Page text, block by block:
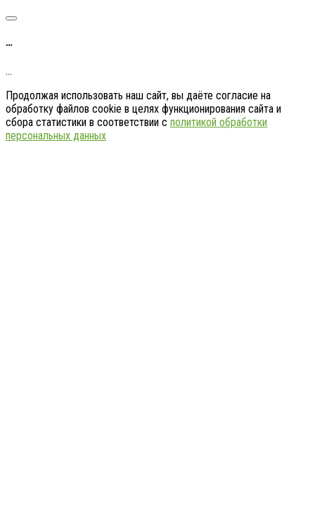
…
…
Продолжая использовать наш сайт, вы даёте согласие на
обработку файлов cookie в целях функционирования сайта и
сбора статистики в соответствии с политикой обработки
персональных данных